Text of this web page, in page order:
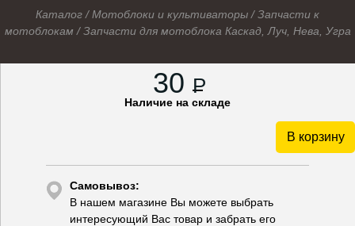
Каталог /Мотоблоки и культиваторы /Запчасти к
мотоблокам /Запчасти для мотоблока Каскад, Луч, Нева, Угра
30 P
Наличие на складе
В корзину
Самовывоз:
В нашем магазине Вы можете выбрать
интересующий Вас товар и забрать его